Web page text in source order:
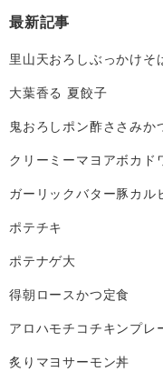
最新記事
里山天おろしぶっかけそ
大葉香る 夏餃子
鬼おろしポン酢ささみか
クリーミーマヨアボカド
ガーリックバター豚カル
ポテチキ
ポテナゲ大
得朝ロースかつ定食
アロハモチコチキンプレ
炙りマヨサーモン丼